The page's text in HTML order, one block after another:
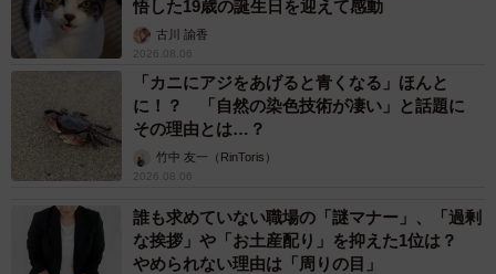
悟した19歳の誕生日を迎えて感動
古川 諭香
2026.08.06
「カニにアジをあげると青くなる」ほんと
に！？ 「自然の染色技術が凄い」と話題に
その理由とは…？
竹中 友一（RinToris）
2026.08.06
誰も求めていない職場の「謎マナー」、「過剰
な挨拶」や「お土産配り」を抑えた1位は？
やめられない理由は「周りの目」